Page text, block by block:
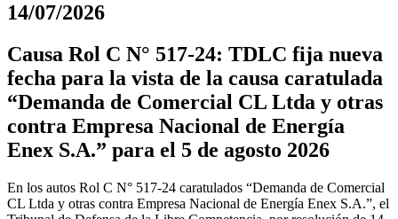
14/07/2026
Causa Rol C N° 517-24: TDLC fija nueva
fecha para la vista de la causa caratulada
“Demanda de Comercial CL Ltda y otras
contra Empresa Nacional de Energía
Enex S.A.” para el 5 de agosto 2026
En los autos Rol C N° 517-24 caratulados “Demanda de Comercial
CL Ltda y otras contra Empresa Nacional de Energía Enex S.A.”, el